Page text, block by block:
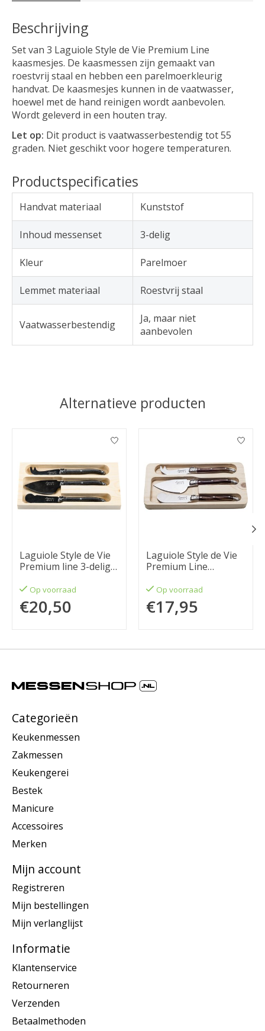
Beschrijving
Set van 3 Laguiole Style de Vie Premium Line
kaasmesjes. De kaasmessen zijn gemaakt van
roestvrij staal en hebben een parelmoerkleurig
handvat. De kaasmesjes kunnen in de vaatwasser,
hoewel met de hand reinigen wordt aanbevolen.
Wordt geleverd in een houten tray.
Let op: Dit product is vaatwasserbestendig tot 55
graden. Niet geschikt voor hogere temperaturen.
Productspecificaties
Handvat materiaal Kunststof
Inhoud messenset 3-delig
Kleur Parelmoer
Lemmet materiaal Roestvrij staal
Vaatwasserbestendig
Ja, maar niet
aanbevolen
Alternatieve producten
Items van productcarrousel
Laguiole Style de Vie
Premium line 3-delig
Op voorraad
€20,50
Laguiole Style de Vie
Premium Line
delig darkwood
Op voorraad
€17,95
Categorieën
Keukenmessen
Zakmessen
Keukengerei
Bestek
Manicure
Accessoires
Merken
Mijn account
Registreren
Mijn bestellingen
Mijn verlanglijst
Informatie
Klantenservice
Retourneren
Verzenden
Betaalmethoden